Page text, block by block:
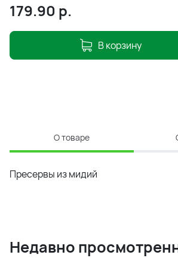
179.90 р.
В корзину
О товаре
Пресервы из мидий
Недавно